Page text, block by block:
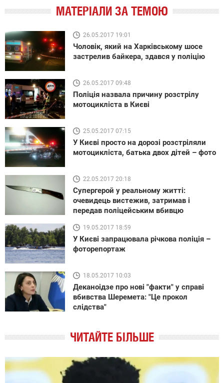
МАТЕРІАЛИ ЗА ТЕМОЮ
26.05.2017 19:01
Чоловік, який на Харківському шосе
застрелив байкера, здався у поліцію
26.05.2017 09:48
Поліція назвала причину розстрілу
мотоцикліста в Києві
25.05.2017 07:15
У Києві просто на дорозі розстріляли
мотоцикліста, батька двох дітей – фото
22.05.2017 20:18
Супергерой у реальному житті:
очевидець вистежив, затримав і
передав поліцейським вбивцю
19.05.2017 18:59
У Києві запрацювала річкова поліція –
фоторепортаж
18.05.2017 10:03
Деканоідзе про нові "факти" у справі
вбивства Шеремета: "Це прокол
слідства"
ЧИТАЙТЕ БІЛЬШЕ